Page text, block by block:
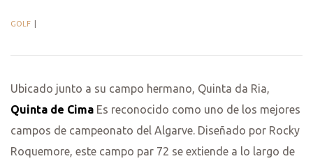
GOLF
Ubicado junto a su campo hermano, Quinta da Ria,
Quinta de Cima Es reconocido como uno de los mejores
campos de campeonato del Algarve. Diseñado por Rocky
Roquemore, este campo par 72 se extiende a lo largo de